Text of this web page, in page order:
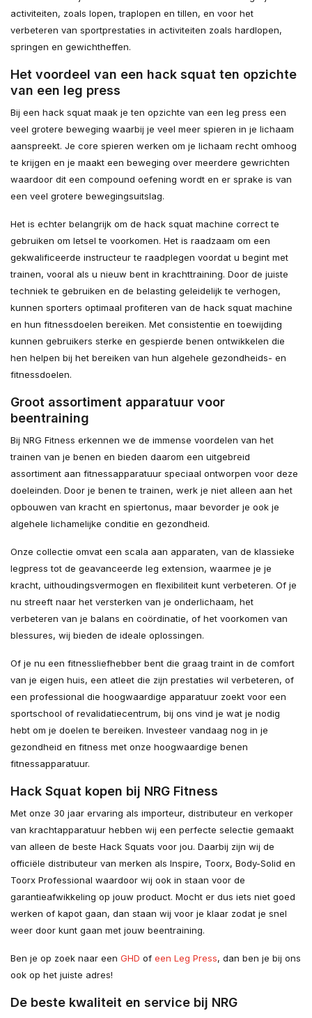
activiteiten, zoals lopen, traplopen en tillen, en voor het
verbeteren van sportprestaties in activiteiten zoals hardlopen,
springen en gewichtheffen.
Het voordeel van een hack squat ten opzichte
van een leg press
Bij een hack squat maak je ten opzichte van een leg press een
veel grotere beweging waarbij je veel meer spieren in je lichaam
aanspreekt. Je core spieren werken om je lichaam recht omhoog
te krijgen en je maakt een beweging over meerdere gewrichten
waardoor dit een compound oefening wordt en er sprake is van
een veel grotere bewegingsuitslag.
Het is echter belangrijk om de hack squat machine correct te
gebruiken om letsel te voorkomen. Het is raadzaam om een ​​
gekwalificeerde instructeur te raadplegen voordat u begint met
trainen, vooral als u nieuw bent in krachttraining. Door de juiste
techniek te gebruiken en de belasting geleidelijk te verhogen,
kunnen sporters optimaal profiteren van de hack squat machine
en hun fitnessdoelen bereiken. Met consistentie en toewijding
kunnen gebruikers sterke en gespierde benen ontwikkelen die
hen helpen bij het bereiken van hun algehele gezondheids- en
fitnessdoelen.
Groot assortiment apparatuur voor
beentraining
Bij NRG Fitness erkennen we de immense voordelen van het
trainen van je benen en bieden daarom een uitgebreid
assortiment aan fitnessapparatuur speciaal ontworpen voor deze
doeleinden. Door je benen te trainen, werk je niet alleen aan het
opbouwen van kracht en spiertonus, maar bevorder je ook je
algehele lichamelijke conditie en gezondheid.
Onze collectie omvat een scala aan apparaten, van de klassieke
legpress tot de geavanceerde leg extension, waarmee je je
kracht, uithoudingsvermogen en flexibiliteit kunt verbeteren. Of je
nu streeft naar het versterken van je onderlichaam, het
verbeteren van je balans en coördinatie, of het voorkomen van
blessures, wij bieden de ideale oplossingen.
Of je nu een fitnessliefhebber bent die graag traint in de comfort
van je eigen huis, een atleet die zijn prestaties wil verbeteren, of
een professional die hoogwaardige apparatuur zoekt voor een
sportschool of revalidatiecentrum, bij ons vind je wat je nodig
hebt om je doelen te bereiken. Investeer vandaag nog in je
gezondheid en fitness met onze hoogwaardige benen
fitnessapparatuur.
Hack Squat kopen bij NRG Fitness
Met onze 30 jaar ervaring als importeur, distributeur en verkoper
van krachtapparatuur hebben wij een perfecte selectie gemaakt
van alleen de beste Hack Squats voor jou. Daarbij zijn wij de
officiële distributeur van merken als Inspire, Toorx, Body-Solid en
Toorx Professional waardoor wij ook in staan voor de
garantieafwikkeling op jouw product. Mocht er dus iets niet goed
werken of kapot gaan, dan staan wij voor je klaar zodat je snel
weer door kunt gaan met jouw beentraining.
Ben je op zoek naar een GHD of een Leg Press, dan ben je bij ons
ook op het juiste adres!
De beste kwaliteit en service bij NRG